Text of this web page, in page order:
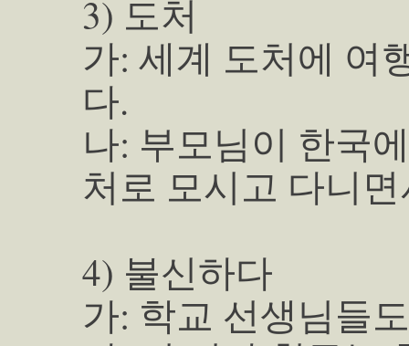
3) 도처
가: 세계 도처에 여
다.
나: 부모님이 한국
처로 모시고 다니
4) 불신하다
가: 학교 선생님들